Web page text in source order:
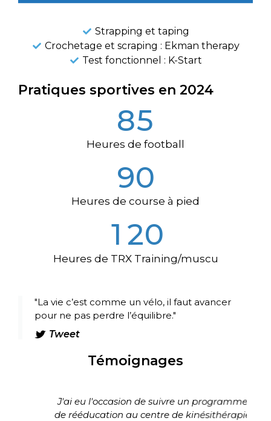
Strapping et taping
Crochetage et scraping : Ekman therapy
Test fonctionnel : K-Start
Pratiques sportives en 2024
85
Heures de football
90
Heures de course à pied
1 20
Heures de TRX Training/muscu
"La vie c’est comme un vélo, il faut avancer
pour ne pas perdre l’équilibre."
Tweet
Témoignages
J'ai eu l'occasion de suivre un programme
de rééducation au centre de kinésithérapie